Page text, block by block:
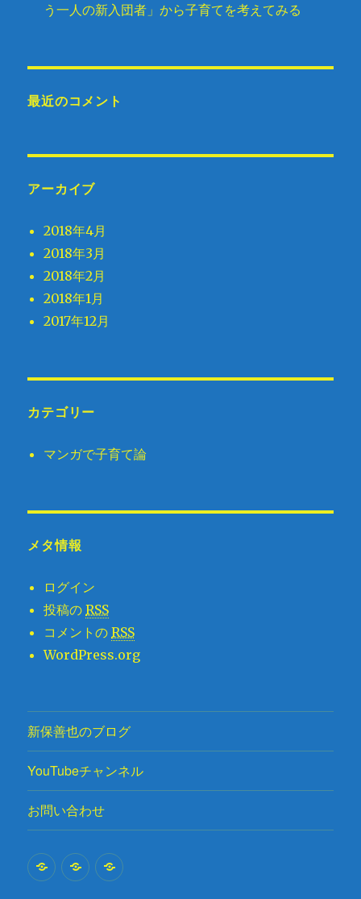
う一人の新入団者」から子育てを考えてみる
最近のコメント
アーカイブ
2018年4月
2018年3月
2018年2月
2018年1月
2017年12月
カテゴリー
マンガで子育て論
メタ情報
ログイン
投稿のRSS
コメントのRSS
WordPress.org
新保善也のブログ
YouTubeチャンネル
お問い合わせ
新
YouTube
お